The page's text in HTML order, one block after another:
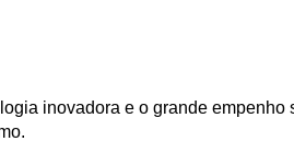
inovadora e o grande